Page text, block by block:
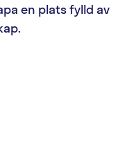
en plats fylld av